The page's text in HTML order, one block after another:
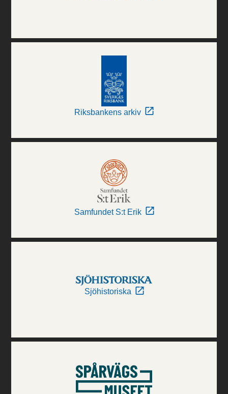
Riksbankens arkiv
Samfundet S:t Erik
Sjöhistoriska